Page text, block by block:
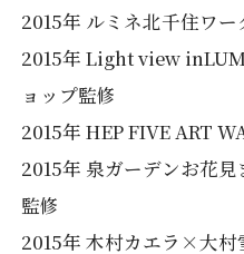
2015年 ルミネ北千住ワ
2015年 Light view
ョップ監修
2015年 HEP FIVE ART
2015年 泉ガーデンお花
監修
2015年 木村カエラ×大村